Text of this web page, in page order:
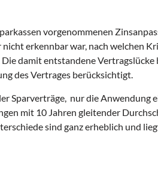
vorgenommenen
erkennbar war, nach welchen
damit entstandene
des Vertrages berücksichtigt.
Sparverträge, nur die Anwendung
mit 10 Jahren gleitender
sind ganz erheblich und